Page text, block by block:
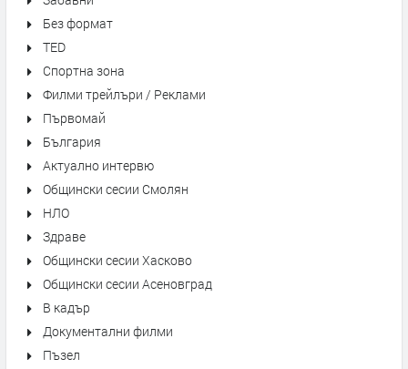
Без формат
TED
Спортна зона
Филми трейлъри / Реклами
Първомай
България
Актуално интервю
Общински сесии Смолян
НЛО
Здраве
Общински сесии Хасково
Общински сесии Асеновград
В кадър
Документални филми
Пъзел